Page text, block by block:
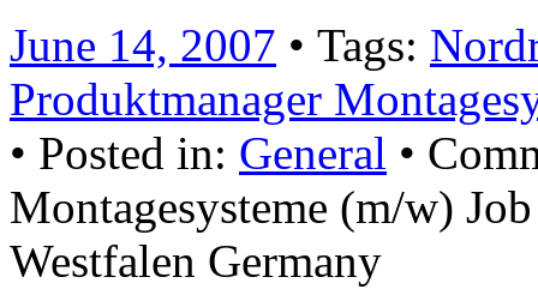
June 14, 2007 • Tags:
Produktmanager
• Posted in: General •
Montagesysteme (m/w)
Westfalen Germany